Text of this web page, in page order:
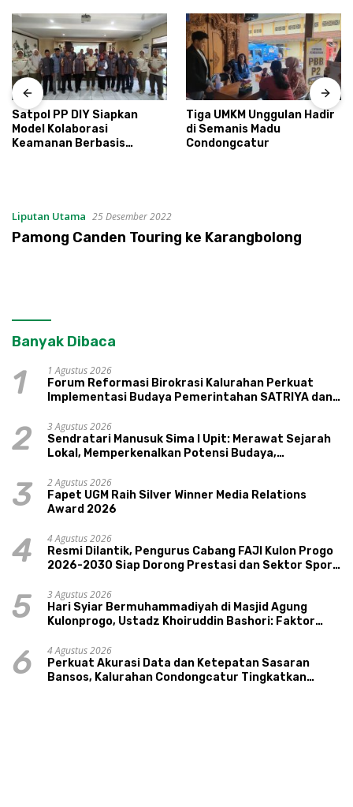
Satpol PP DIY Siapkan
Model Kolaborasi
Keamanan Berbasis
Tiga UMKM Unggulan Hadir
di Semanis Madu
Condongcatur
Liputan Utama 25 Desember 2022
Pamong Canden Touring ke Karangbolong
Banyak Dibaca
1
1 Agustus 2026
Forum Reformasi Birokrasi Kalurahan Perkuat
Implementasi Budaya Pemerintahan SATRIYA dan
2
3 Agustus 2026
Sendratari Manusuk Sima I Upit: Merawat Sejarah
Lokal, Memperkenalkan Potensi Budaya,
3
2 Agustus 2026
Fapet UGM Raih Silver Winner Media Relations
Award 2026
4
4 Agustus 2026
Resmi Dilantik, Pengurus Cabang FAJI Kulon Progo
2026-2030 Siap Dorong Prestasi dan Sektor Sport
5
3 Agustus 2026
Hari Syiar Bermuhammadiyah di Masjid Agung
Kulonprogo, Ustadz Khoiruddin Bashori: Faktor
6
4 Agustus 2026
Perkuat Akurasi Data dan Ketepatan Sasaran
Bansos, Kalurahan Condongcatur Tingkatkan